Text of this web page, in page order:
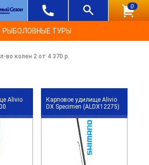
0
РЫБОЛОВНЫЕ ТУРЫ
во колен 2 от 4 370 р.
Alivio
Карповое удилище Alivio
DX Specimen (ALDX12275)